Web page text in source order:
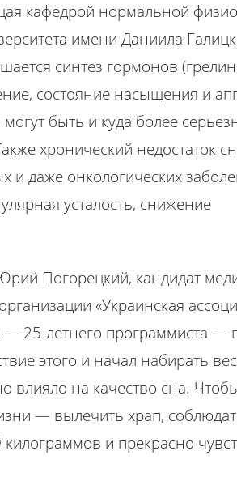
кафедрой нормальной
имени Даниила
синтез гормонов
состояние насыщения и
быть и куда более
хронический недостаток
и даже онкологических
усталость, снижение
Погорецкий, кандидат
«Украинская
25-летнего программиста —
этого и начал набирать
влияло на качество сна.
— вылечить храп,
и прекрасно